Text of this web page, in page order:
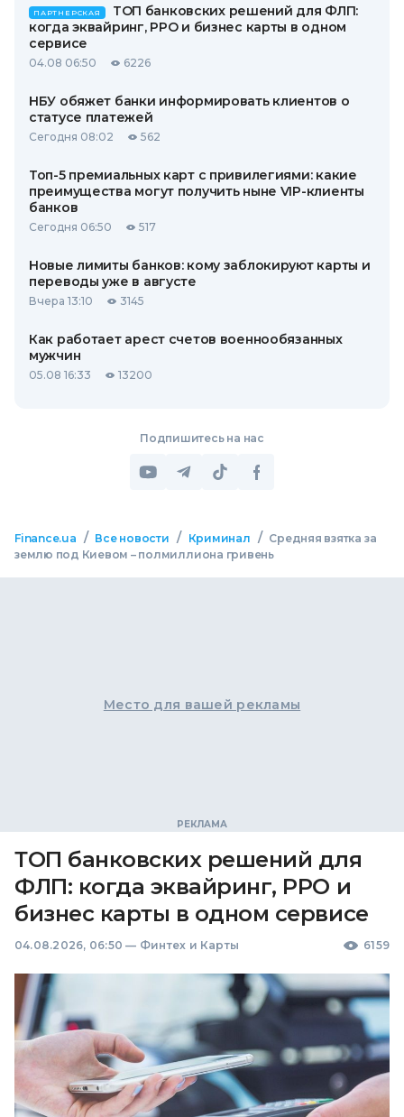
ПАРТНЕРСКАЯ
ТОП банковских решений для ФЛП:
когда эквайринг, РРО и бизнес карты в одном
сервисе
04.08 06:50 6226
НБУ обяжет банки информировать клиентов о
статусе платежей
Сегодня 08:02 562
Топ-5 премиальных карт с привилегиями: какие
преимущества могут получить ныне VIP-клиенты
банков
Сегодня 06:50 517
Новые лимиты банков: кому заблокируют карты и
переводы уже в августе
Вчера 13:10 3145
Как работает арест счетов военнообязанных
мужчин
05.08 16:33 13200
Подпишитесь на нас
Finance.ua / Все новости / Криминал / Средняя взятка за
землю под Киевом – полмиллиона гривень
Место для вашей рекламы
ТОП банковских решений для
ФЛП: когда эквайринг, РРО и
бизнес карты в одном сервисе
04.08.2026, 06:50 — Финтех и Карты 6159